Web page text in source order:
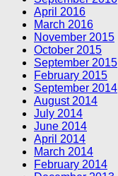
April 2016
March 2016
November 2015
October 2015
September 2015
February 2015
September 2014
August 2014
July 2014
June 2014
April 2014
March 2014
February 2014